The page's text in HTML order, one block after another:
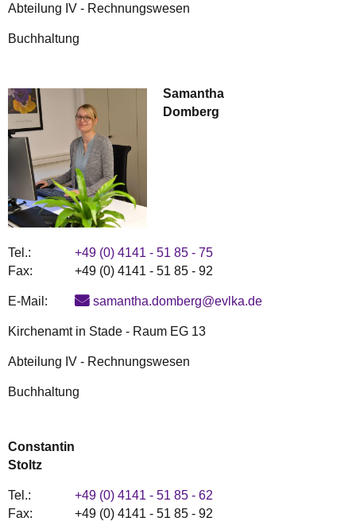
Abteilung IV - Rechnungswesen
Buchhaltung
Samantha
Domberg
Tel.:
+49 (0) 4141 - 51 85 - 75
Fax:
+49 (0) 4141 - 51 85 - 92
E-Mail: samantha.domberg@evlka.de
Kirchenamt in Stade - Raum EG 13
Abteilung IV - Rechnungswesen
Buchhaltung
Constantin
Stoltz
Tel.:
+49 (0) 4141 - 51 85 - 62
Fax:
+49 (0) 4141 - 51 85 - 92